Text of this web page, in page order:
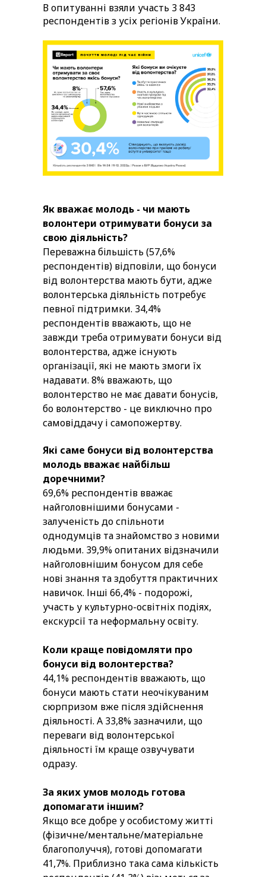
В опитуванні взяли участь 3 843
респондентів з усіх регіонів України.
Як вважає молодь - чи мають
волонтери отримувати бонуси за
свою діяльність?
Переважна більшість (57,6%
респондентів) відповіли, що бонуси
від волонтерства мають бути, адже
волонтерська діяльність потребує
певної підтримки. 34,4%
респондентів вважають, що не
завжди треба отримувати бонуси від
волонтерства, адже існують
організації, які не мають змоги їх
надавати. 8% вважають, що
волонтерство не має давати бонусів,
бо волонтерство - це виключно про
самовіддачу і самопожертву.
Які саме бонуси від волонтерства
молодь вважає найбільш
доречними?
69,6% респондентів вважає
найголовнішими бонусами -
залученість до спільноти
однодумців та знайомство з новими
людьми. 39,9% опитаних відзначили
найголовнішим бонусом для себе
нові знання та здобуття практичних
навичок. Інші 66,4% - подорожі,
участь у культурно-освітніх подіях,
екскурсії та неформальну освіту.
Коли краще повідомляти про
бонуси від волонтерства?
44,1% респондентів вважають, що
бонуси мають стати неочікуваним
сюрпризом вже після здійснення
діяльності. А 33,8% зазначили, що
переваги від волонтерської
діяльності їм краще озвучувати
одразу.
За яких умов молодь готова
допомагати іншим?
Якщо все добре у особистому житті
(фізичне/ментальне/матеріальне
благополуччя), готові допомагати
41,7%. Приблизно така сама кількість